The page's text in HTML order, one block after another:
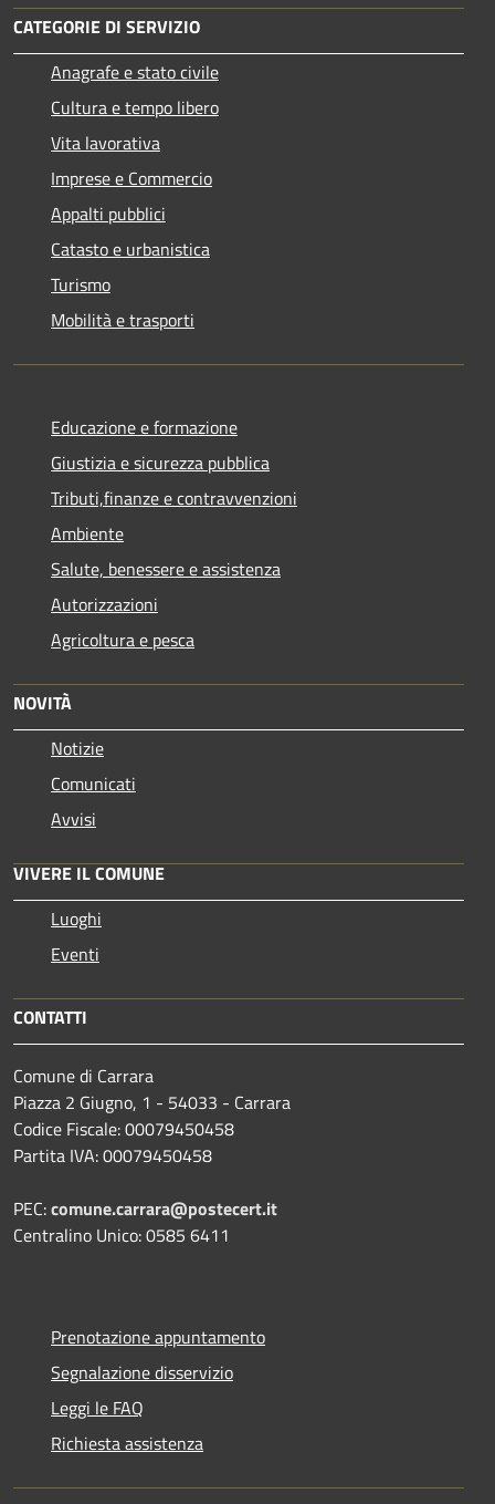
CATEGORIE DI SERVIZIO
Anagrafe e stato civile
Cultura e tempo libero
Vita lavorativa
Imprese e Commercio
Appalti pubblici
Catasto e urbanistica
Turismo
Mobilità e trasporti
Educazione e formazione
Giustizia e sicurezza pubblica
Tributi,finanze e contravvenzioni
Ambiente
Salute, benessere e assistenza
Autorizzazioni
Agricoltura e pesca
NOVITÀ
Notizie
Comunicati
Avvisi
VIVERE IL COMUNE
Luoghi
Eventi
CONTATTI
Comune di Carrara
Piazza 2 Giugno, 1 - 54033 - Carrara
Codice Fiscale: 00079450458
Partita IVA: 00079450458
PEC:comune.carrara@postecert.it
Centralino Unico: 0585 6411
Prenotazione appuntamento
Segnalazione disservizio
Leggi le FAQ
Richiesta assistenza